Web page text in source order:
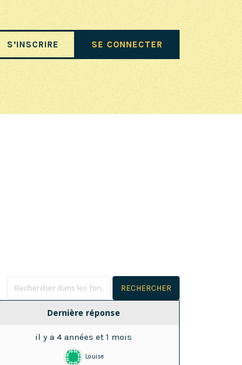
S’INSCRIRE SE CONNECTER
Dernière réponse
il y a 4 années et 1 mois
Louise